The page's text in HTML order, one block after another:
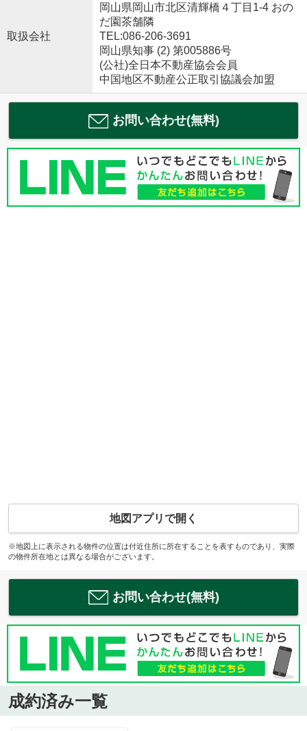
取扱会社
岡山県岡山市北区清輝橋４丁目1-4 おの
だ園茶舗隣
TEL:086-206-3691
岡山県知事 (2) 第005886号
(公社)全日本不動産協会会員
中国地区不動産公正取引協議会加盟
お問い合わせ(無料)
地図アプリで開く
※地図上に表示される物件の位置は付近住所に所在することを表すものであり、実際
の物件所在地とは異なる場合がございます。
お問い合わせ(無料)
成約済み一覧